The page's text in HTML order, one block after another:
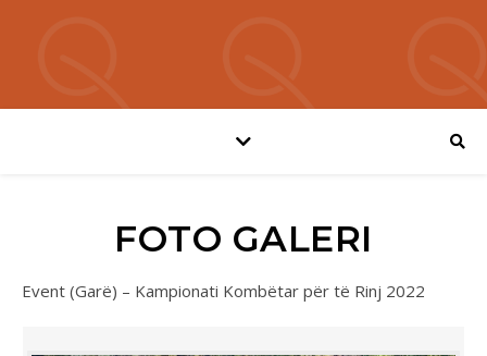
FOTO GALERI
Event (Garë) – Kampionati Kombëtar për të Rinj 2022